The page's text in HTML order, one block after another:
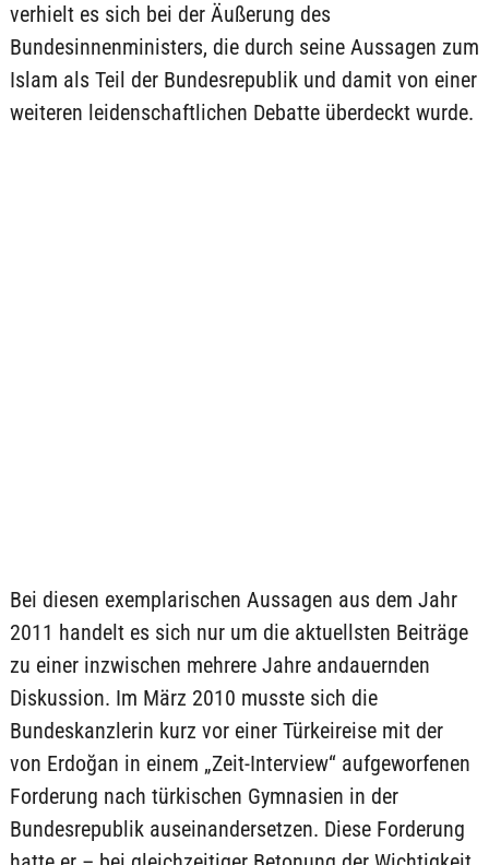
verhielt es sich bei der Äußerung des
Bundesinnenministers, die durch seine Aussagen zum
Islam als Teil der Bundesrepublik und damit von einer
weiteren leidenschaftlichen Debatte überdeckt wurde.
Bei diesen exemplarischen Aussagen aus dem Jahr
2011 handelt es sich nur um die aktuellsten Beiträge
zu einer inzwischen mehrere Jahre andauernden
Diskussion. Im März 2010 musste sich die
Bundeskanzlerin kurz vor einer Türkeireise mit der
von Erdoğan in einem „Zeit-Interview“ aufgeworfenen
Forderung nach türkischen Gymnasien in der
Bundesrepublik auseinandersetzen. Diese Forderung